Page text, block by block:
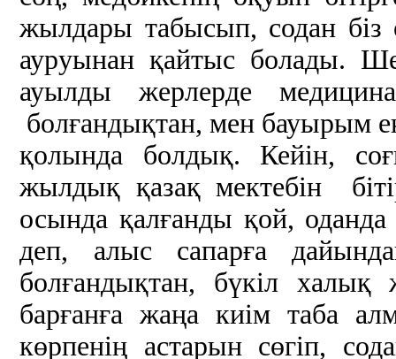
жылдары табысып, содан біз
ауруынан қайтыс болады.
ауылды жерлерде
болғандықтан, мен бауырым
қолында болдық. Кейін,
жылдық қазақ мектебін
осында қалғанды қой,
деп, алыс сапарға
болғандықтан, бүкіл
барғанға жаңа киім таба
көрпенің астарын сөгіп,